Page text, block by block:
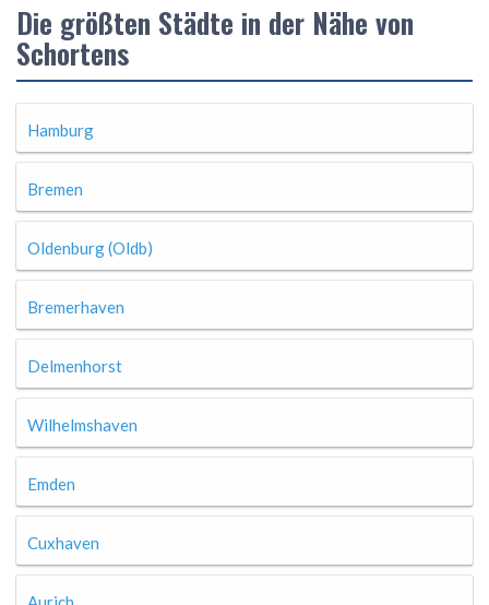
Die größten Städte in der Nähe von
Schortens
Hamburg
Bremen
Oldenburg (Oldb)
Bremerhaven
Delmenhorst
Wilhelmshaven
Emden
Cuxhaven